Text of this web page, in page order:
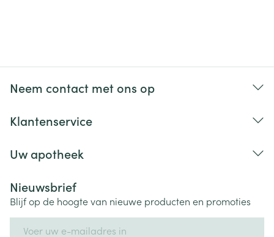
Neem contact met ons op
Klantenservice
Uw apotheek
Nieuwsbrief
Blijf op de hoogte van nieuwe producten en promoties